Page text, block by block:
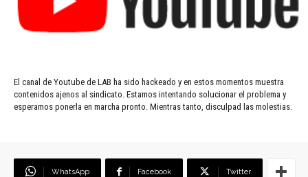
El canal de Youtube de LAB ha sido hackeado y en estos momentos muestra
contenidos ajenos al sindicato. Estamos intentando solucionar el problema y
esperamos ponerla en marcha pronto. Mientras tanto, disculpad las molestias.
WhatsApp Facebook Twitter